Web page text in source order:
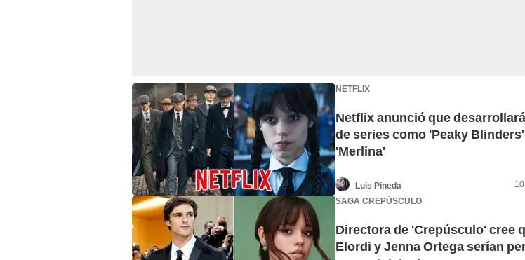
NETFLIX
Netflix anunció que
de series como 'Peaky
'Merlina'
Luis Pineda
SAGA CREPÚSCULO
Directora de 'Crepúsculo' cree
Elordi y Jenna Ortega serían